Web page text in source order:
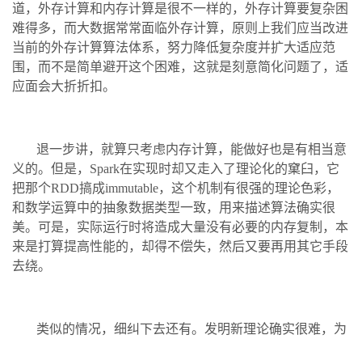
道，外存计算和内存计算是很不一样的，外存计算要复杂困
难得多，而大数据常常面临外存计算，原则上我们应当改进
当前的外存计算算法体系，努力降低复杂度并扩大适应范
围，而不是简单避开这个困难，这就是刻意简化问题了，适
应面会大折折扣。
退一步讲，就算只考虑内存计算，能做好也是有相当意
义的。但是，Spark在实现时却又走入了理论化的窠臼，它
把那个RDD搞成immutable，这个机制有很强的理论色彩，
和数学运算中的抽象数据类型一致，用来描述算法确实很
美。可是，实际运行时将造成大量没有必要的内存复制，本
来是打算提高性能的，却得不偿失，然后又要再用其它手段
去绕。
类似的情况，细纠下去还有。发明新理论确实很难，为